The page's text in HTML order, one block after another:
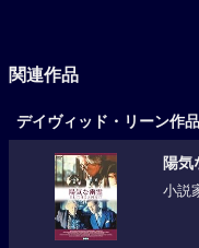
関連作品
デイヴィッド・リーン作品
陽気
小説